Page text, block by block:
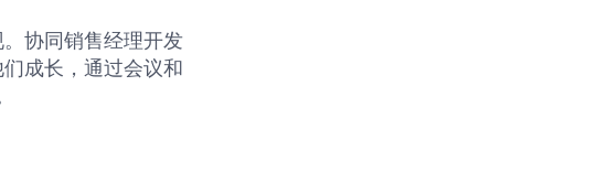
协同销售经理开发
成长，通过会议和